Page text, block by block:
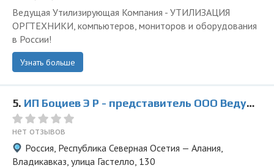
Ведущая Утилизирующая Компания - УТИЛИЗАЦИЯ
ОРГТЕХНИКИ, компьютеров, мониторов и оборудования
в России!
Узнать больше
5. ИП Боциев Э Р - представитель ООО Ведущая Утилизирующая Компания
нет отзывов
Россия, Республика Северная Осетия — Алания,
Владикавказ, улица Гастелло, 130